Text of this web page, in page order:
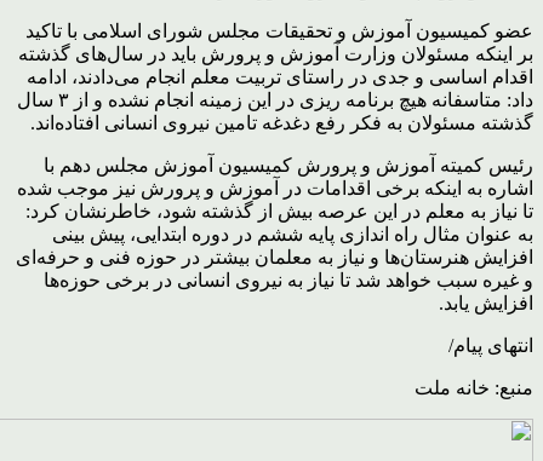
عضو کمیسیون آموزش و تحقیقات مجلس شورای اسلامی با تاکید
بر اینکه مسئولان وزارت آموزش و پرورش باید در سال‌های ‌گذشته
اقدام اساسی و جدی در راستای تربیت معلم انجام می‌دادند، ادامه
داد: متاسفانه هیچ برنامه ریزی در این زمینه انجام نشده و از ۳ سال
گذشته مسئولان به فکر رفع دغدغه تامین نیروی انسانی افتاده‌اند.
رئیس کمیته آموزش و پرورش کمیسیون آموزش مجلس دهم با
اشاره به اینکه برخی اقدامات در آموزش و پرورش نیز موجب شده
تا نیاز به معلم در این عرصه بیش از گذشته شود، خاطرنشان کرد:
به عنوان مثال راه اندازی پایه ششم در دوره ابتدایی، پیش بینی
افزایش هنرستان‌ها و نیاز به معلمان بیشتر در حوزه فنی و حرفه‌ای
و غیره سبب خواهد شد تا نیاز به نیروی انسانی در برخی حوزه‌ها
افزایش یابد.
انتهای پیام/
منبع: خانه ملت